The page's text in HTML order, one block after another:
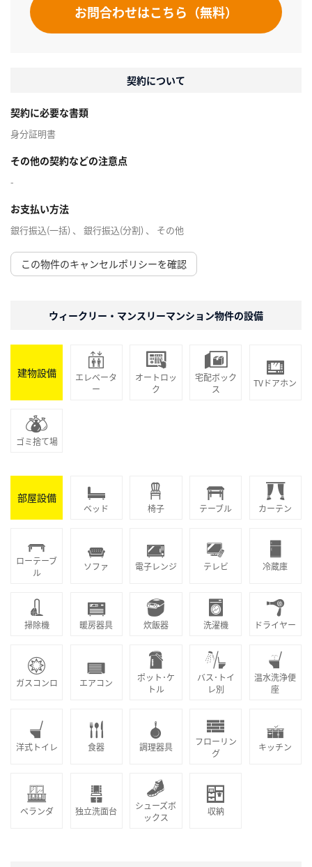
お問合わせはこちら（無料）
契約について
契約に必要な書類
身分証明書
その他の契約などの注意点
-
お支払い方法
銀行振込(一括) 、 銀行振込(分割) 、 その他
この物件のキャンセルポリシーを確認
ウィークリー・マンスリーマンション物件の設備
建物設備
エレベータ
ー
オートロッ
ク
宅配ボック
ス
TVドアホン
ゴミ捨て場
部屋設備
ベッド 椅子 テーブル カーテン
ローテーブ
ル
ソファ 電子レンジ テレビ 冷蔵庫
掃除機 暖房器具 炊飯器 洗濯機 ドライヤー
ガスコンロ エアコン
ポット･ケ
トル
バス･トイ
レ別
温水洗浄便
座
洋式トイレ 食器 調理器具
フローリン
グ
キッチン
ベランダ 独立洗面台
シューズボ
ックス
収納